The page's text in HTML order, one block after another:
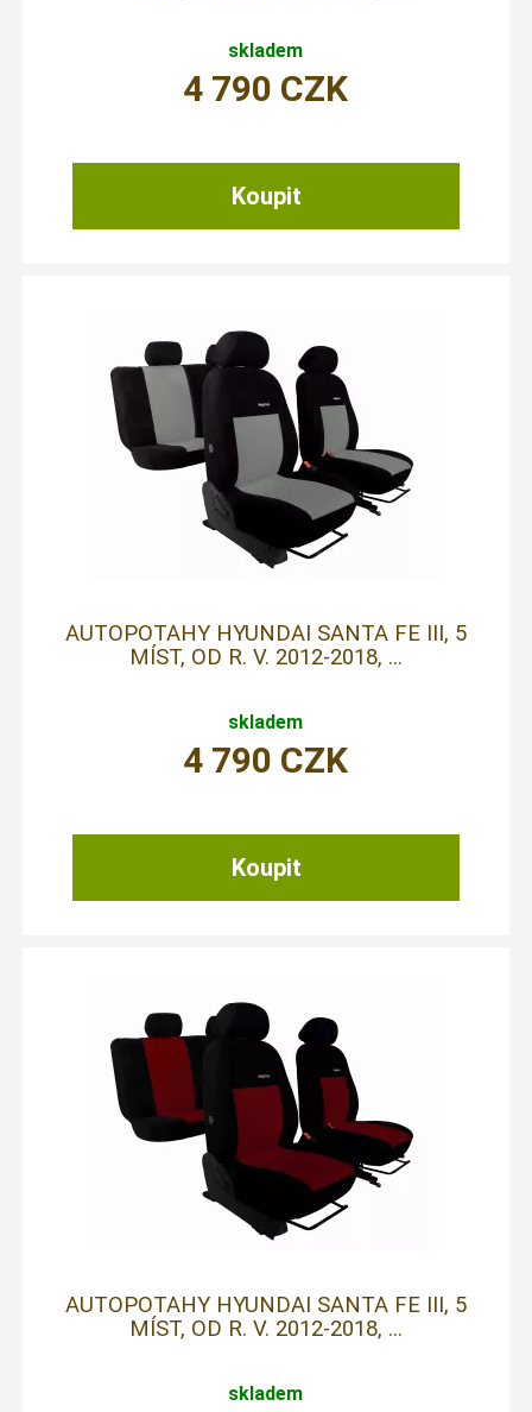
skladem
4 790 CZK
AUTOPOTAHY HYUNDAI SANTA FE III, 5
MÍST, OD R. V. 2012-2018, ...
skladem
4 790 CZK
AUTOPOTAHY HYUNDAI SANTA FE III, 5
MÍST, OD R. V. 2012-2018, ...
skladem